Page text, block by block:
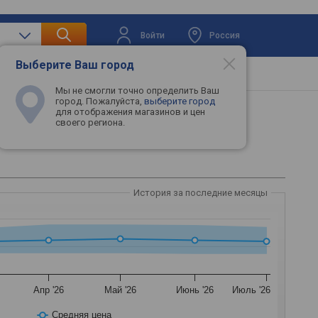
Войти Россия
Выберите Ваш город
Мы не смогли точно определить Ваш
город. Пожалуйста, выберите город
для отображения магазинов и цен
своего региона.
техника Телевизоры
История за последние месяцы
Средняя цена
Апр '26 Май '26 Июнь '26 Июль '26